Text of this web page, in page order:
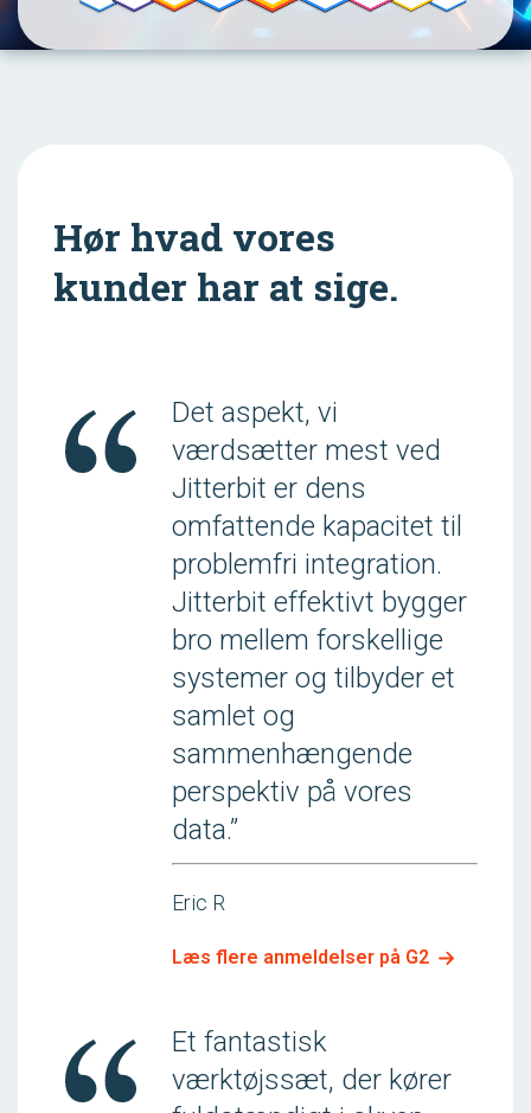
Hør hvad vores
kunder har at sige.
Det aspekt, vi
værdsætter mest ved
Jitterbit er dens
omfattende kapacitet til
problemfri integration.
Jitterbit effektivt bygger
bro mellem forskellige
systemer og tilbyder et
samlet og
sammenhængende
perspektiv på vores
data.”
Eric R
Læs flere anmeldelser på G2
Et fantastisk
værktøjssæt, der kører